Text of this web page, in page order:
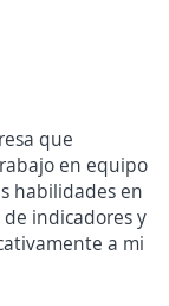
que
en equipo
habilidades en
indicadores y
a mi